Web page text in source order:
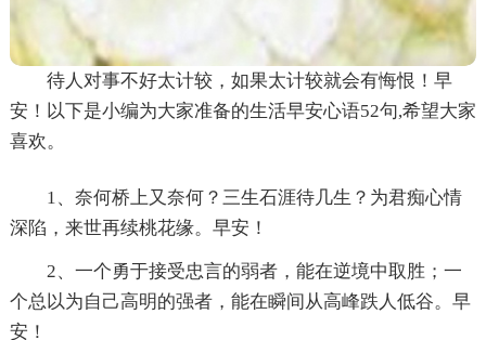
待人对事不好太计较，如果太计较就会有悔恨！早
安！以下是小编为大家准备的生活早安心语52句,希望大家
喜欢。
1、奈何桥上又奈何？三生石涯待几生？为君痴心情
深陷，来世再续桃花缘。早安！
2、一个勇于接受忠言的弱者，能在逆境中取胜；一
个总以为自己高明的强者，能在瞬间从高峰跌人低谷。早
安！